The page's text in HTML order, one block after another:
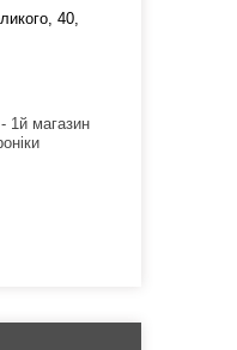
40,
1й магазин